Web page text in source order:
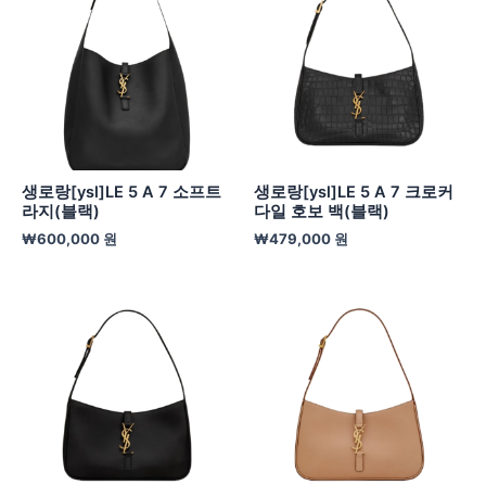
생로랑[ysl]LE 5 A 7 소프트
라지(블랙)
₩600,000 원
생로랑[ysl]LE 5 A 7 크로커
다일 호보 백(블랙)
₩479,000 원